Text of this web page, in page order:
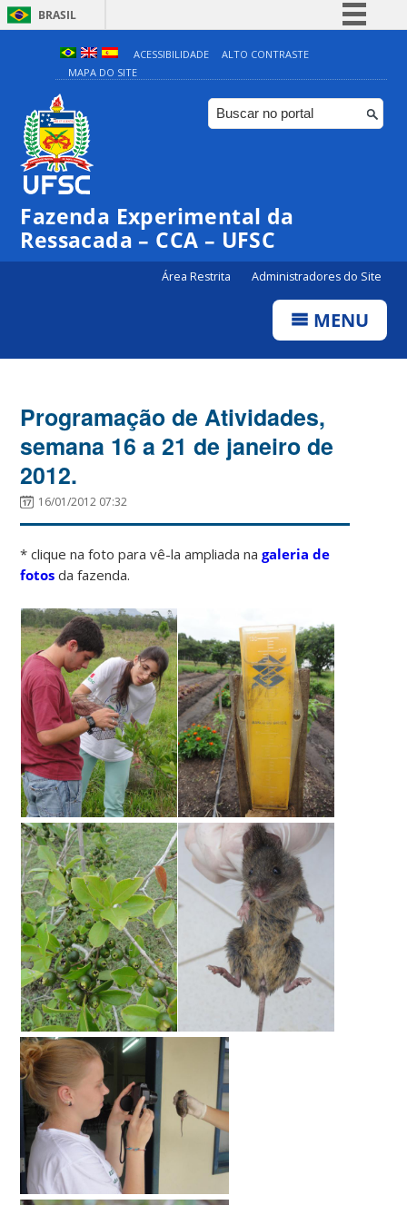
BRASIL
Simplifique!
Comunica BR
Participe
ACESSIBILIDADE
ALTO CONTRASTE
MAPA DO SITE
Fazenda Experimental da
Ressacada – CCA – UFSC
Área Restrita Administradores do Site
MENU
Programação de Atividades,
semana 16 a 21 de janeiro de
2012.
16/01/2012 07:32
* clique na foto para vê-la ampliada nagaleria de
fotos da fazenda.